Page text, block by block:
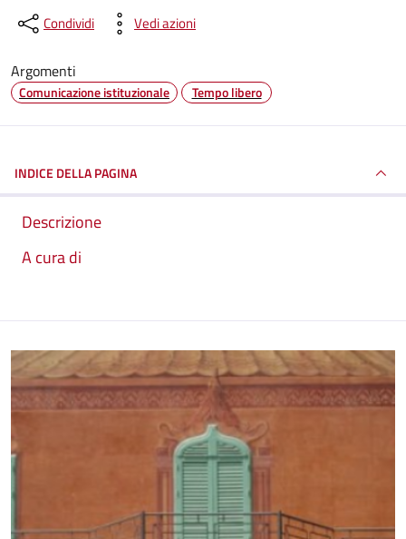
Condividi Vedi azioni
Argomenti
Comunicazione istituzionale Tempo libero
INDICE DELLA PAGINA
Descrizione
A cura di